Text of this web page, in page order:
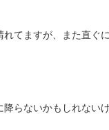
れてますが、また直ぐ
降らないかもしれない